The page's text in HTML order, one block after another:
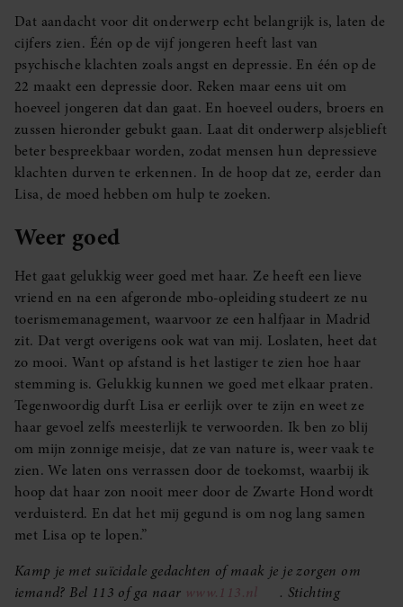
Dat aandacht voor dit onderwerp echt belangrijk is, laten de
cijfers zien. Één op de vijf jongeren heeft last van
psychische klachten zoals angst en depressie. En één op de
22 maakt een depressie door. Reken maar eens uit om
hoeveel jongeren dat dan gaat. En hoeveel ouders, broers en
zussen hieronder gebukt gaan. Laat dit onderwerp alsjeblieft
beter bespreekbaar worden, zodat mensen hun depressieve
klachten durven te erkennen. In de hoop dat ze, eerder dan
Lisa, de moed hebben om hulp te zoeken.
Weer goed
Het gaat gelukkig weer goed met haar. Ze heeft een lieve
vriend en na een afgeronde mbo-opleiding studeert ze nu
toerismemanagement, waarvoor ze een halfjaar in Madrid
zit. Dat vergt overigens ook wat van mij. Loslaten, heet dat
zo mooi. Want op afstand is het lastiger te zien hoe haar
stemming is. Gelukkig kunnen we goed met elkaar praten.
Tegenwoordig durft Lisa er eerlijk over te zijn en weet ze
haar gevoel zelfs meesterlijk te verwoorden. Ik ben zo blij
om mijn zonnige meisje, dat ze van nature is, weer vaak te
zien. We laten ons verrassen door de toekomst, waarbij ik
hoop dat haar zon nooit meer door de Zwarte Hond wordt
verduisterd. En dat het mij gegund is om nog lang samen
met Lisa op te lopen.”
Kamp je met suïcidale gedachten of maak je je zorgen om
iemand? Bel 113 of ga naar www.113.nl
. Stichting